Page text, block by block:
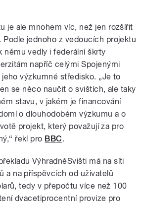
je ale mnohem víc, než jen rozšířit
Podle jednoho z vedoucích projektu
němu vedly i federální škrty
napříč celými Spojenými
výzkumné středisko. „Je to
se něco naučit o svištích, ale taky
stavu, v jakém je financování
o dlouhodobém výzkumu a o
projekt, který považují za pro
řekl pro BBC.
VýhradněSvišti má na síti
a na příspěvcích od uživatelů
tedy v přepočtu více než 100
dvacetiprocentní provize pro